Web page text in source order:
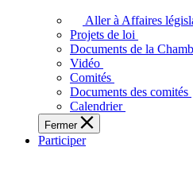
adopte
touchent
des
Ontariennes
et
Aller à Affaires
Projets de loi
Documents de la
Vidéo
Comités
Documents des comités
Calendrier
Fermer
Participer